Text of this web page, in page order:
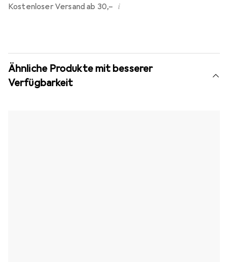
Kostenloser Versand ab 30,– i
Ähnliche Produkte mit besserer
Verfügbarkeit